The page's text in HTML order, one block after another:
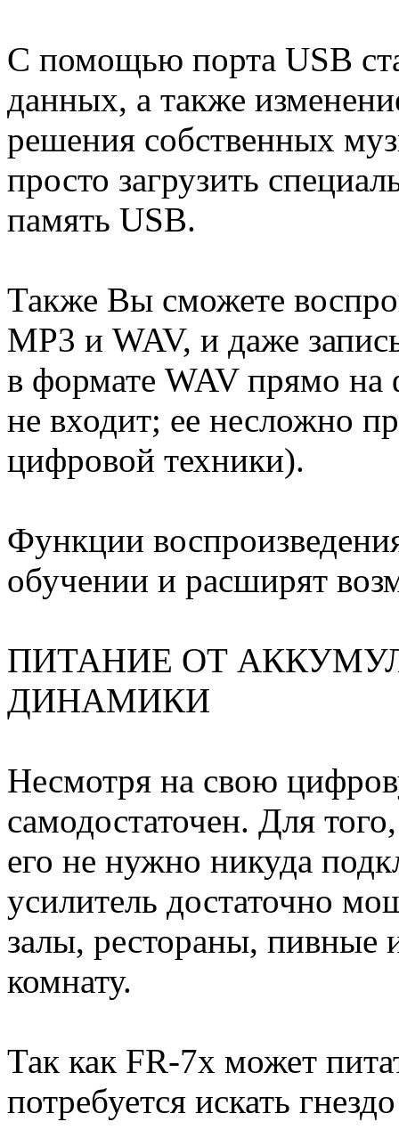
С помощью порта USB
данных, а также
решения собственных
просто загрузить
память USB.
Также Вы сможете
MP3 и WAV, и даже
в формате WAV прямо
не входит; ее несложно
цифровой техники).
Функции
обучении и расширят
ПИТАНИЕ ОТ
ДИНАМИКИ
Несмотря на свою
самодостаточен. Для
его не нужно никуда
усилитель достаточно
залы, рестораны, пивные
комнату.
Так как FR-7x может
потребуется искать